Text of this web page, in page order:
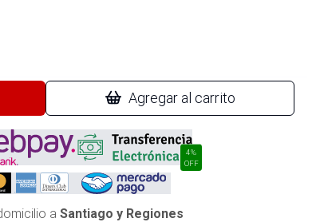
Agregar al carrito
4%
OFF
a Santiago y Regiones